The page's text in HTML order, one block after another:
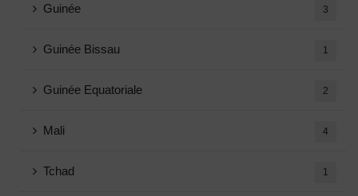
Guinée 3
Guinée Bissau 1
Guinée Equatoriale 2
Mali 4
Tchad 1